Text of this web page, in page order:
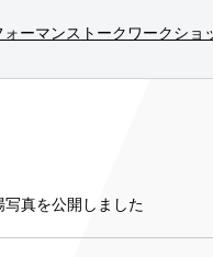
ォーマンス トークワークショ
真を公開しました